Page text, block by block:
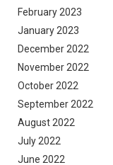
February 2023
January 2023
December 2022
November 2022
October 2022
September 2022
August 2022
July 2022
June 2022